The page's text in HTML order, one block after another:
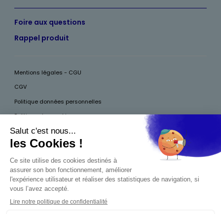
Foire aux questions
Rappel produit
Mentions légales - CGU
CGV
Politique données personnelles
Politique des cookies
Accessibilité
Pour votre santé, mangez au moins cinq fruits et légumes par jour, plus
d’infos surwww.mangerbouger.fr